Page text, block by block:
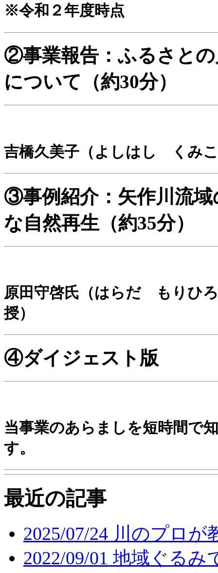
※令和２年度時点
②事業報告：ふるさと
について（約30分）
吉橋久美子（よしはし くみ
③事例紹介：矢作川流
な自然再生（約35分）
原田守啓氏（はらだ もりひ
授）
④ダイジェスト版
当事業のあらましを短時間で
す。
最近の記事
2025/07/24 川のプロが
2022/09/01 地域ぐるみ